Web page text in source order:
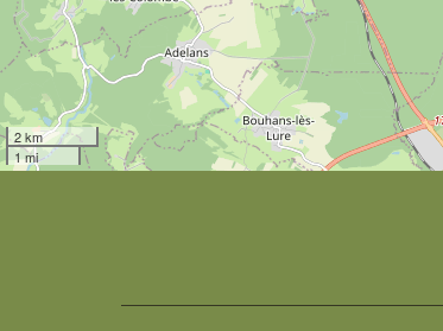
2 km
1 mi